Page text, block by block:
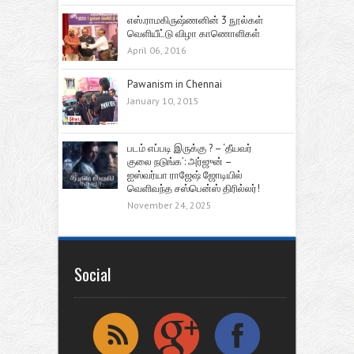
எஸ்.ராமகிருஷ்ணனின் 3 நூல்கள்
வெளியீட்டு விழா காணொளிகள்
April 06, 2016
Pawanism in Chennai
January 10, 2015
படம் எப்படி இருக்கு ? – ‘தீயவர்
குலை நடுங்க’: அர்ஜுன் –
ஐஸ்வர்யா ராஜேஷ் ஜோடியில்
வெளிவந்த சஸ்பென்ஸ் திரில்லர்!
November 24, 2025
Social